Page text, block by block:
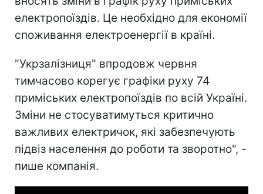
електропоїздів. Це необхідно для економії
споживання електроенергії в країні.
"Укрзалізниця" впродовж червня
тимчасово корегує графіки руху 74
приміських електропоїздів по всій Україні.
Зміни не стосуватимуться критично
важливих електричок, які забезпечують
підвіз населення до роботи та зворотно", -
пише компанія.